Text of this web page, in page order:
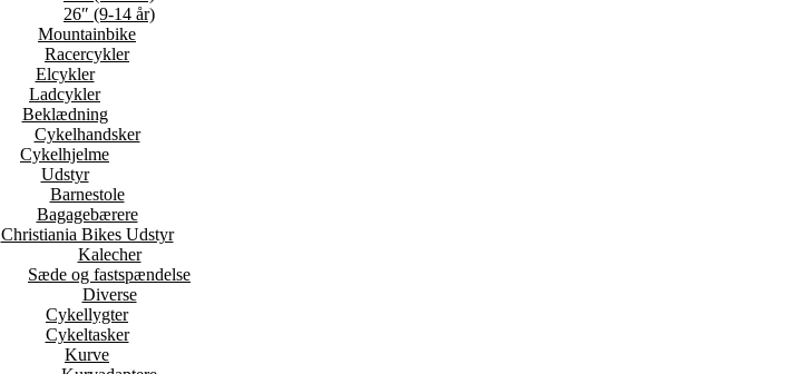
26″ (9-14 år)
Mountainbike
Racercykler
Elcykler
Ladcykler
Beklædning
Cykelhandsker
Cykelhjelme
Udstyr
Barnestole
Bagagebærere
Christiania Bikes Udstyr
Kalecher
Sæde og fastspændelse
Diverse
Cykellygter
Cykeltasker
Kurve